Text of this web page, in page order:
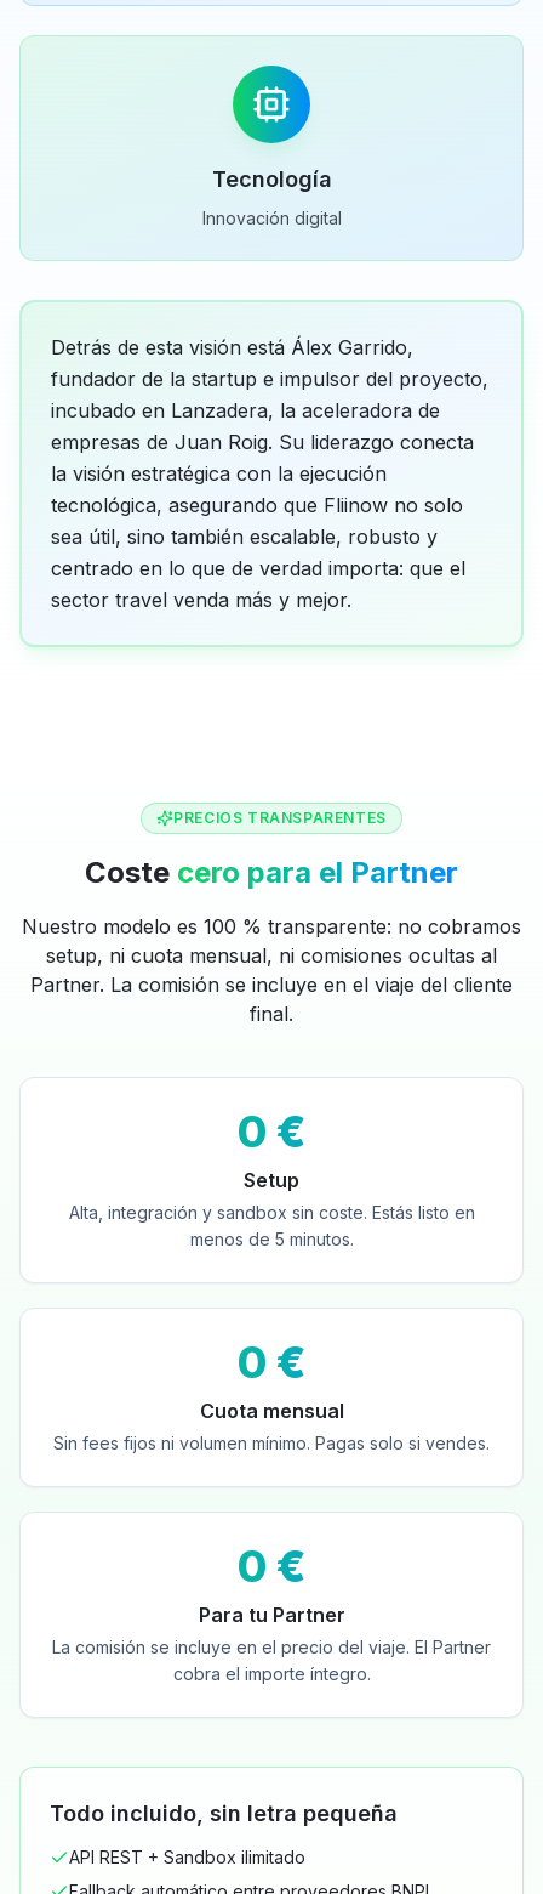
Tecnología
Innovación digital
Detrás de esta visión está Álex Garrido,
fundador de la startup e impulsor del proyecto,
incubado en Lanzadera, la aceleradora de
empresas de Juan Roig. Su liderazgo conecta
la visión estratégica con la ejecución
tecnológica, asegurando que Fliinow no solo
sea útil, sino también escalable, robusto y
centrado en lo que de verdad importa: que el
sector travel venda más y mejor.
PRECIOS TRANSPARENTES
Coste cero para el Partner
Nuestro modelo es 100 % transparente: no cobramos
setup, ni cuota mensual, ni comisiones ocultas al
Partner. La comisión se incluye en el viaje del cliente
final.
0 €
Setup
Alta, integración y sandbox sin coste. Estás listo en
menos de 5 minutos.
0 €
Cuota mensual
Sin fees fijos ni volumen mínimo. Pagas solo si vendes.
0 €
Para tu Partner
La comisión se incluye en el precio del viaje. El Partner
cobra el importe íntegro.
Todo incluido, sin letra pequeña
API REST + Sandbox ilimitado